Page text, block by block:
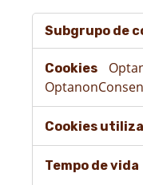
Cookies
estritamente
necessários